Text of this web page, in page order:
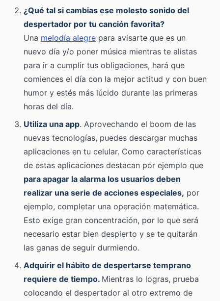
¿Qué tal si cambias ese molesto sonido del
despertador por tu canción favorita?
Una melodía alegre para avisarte que es un
nuevo día y/o poner música mientras te alistas
para ir a cumplir tus obligaciones, hará que
comiences el día con la mejor actitud y con buen
humor y estés más lúcido durante las primeras
horas del día.
Utiliza una app. Aprovechando el boom de las
nuevas tecnologías, puedes descargar muchas
aplicaciones en tu celular. Como características
de estas aplicaciones destacan por ejemplo que
para apagar la alarma los usuarios deben
realizar una serie de acciones especiales, por
ejemplo, completar una operación matemática.
Esto exige gran concentración, por lo que será
necesario estar bien despierto y se te quitarán
las ganas de seguir durmiendo.
Adquirir el hábito de despertarse temprano
requiere de tiempo. Mientras lo logras, prueba
colocando el despertador al otro extremo de